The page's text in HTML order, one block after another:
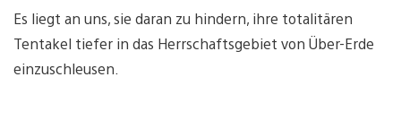
Es liegt an uns, sie daran zu hindern, ihre totalitären
Tentakel tiefer in das Herrschaftsgebiet von Über-Erde
einzuschleusen.